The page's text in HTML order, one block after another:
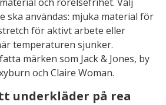
ska användas: mjuka material för
för aktivt arbete eller
temperaturen sjunker.
märken som Jack & Jones, by
och Claire Woman.
underkläder på rea